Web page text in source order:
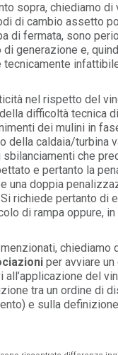
sopra, chiediamo
di cambio assetto
di fermata, sono
generazione e,
tecnicamente
nel rispetto del
difficoltà tecnica
dei mulini in
della caldaia/turbina
che
e pertanto la
una doppia
richiede pertanto di
di rampa oppure,
chiediamo
per avviare
del
tra un ordine di
e sulla